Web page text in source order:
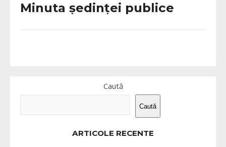
Minuta ședinței publice
Caută
Caută
ARTICOLE RECENTE